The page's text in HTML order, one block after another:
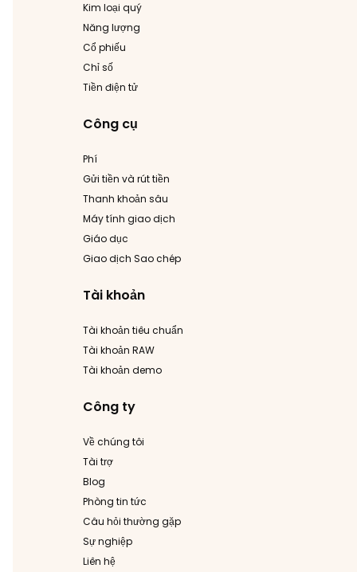
Kim loại quý
Năng lượng
Cổ phiếu
Chỉ số
Tiền điện tử
Công cụ
Phí
Gửi tiền và rút tiền
Thanh khoản sâu
Máy tính giao dịch
Giáo dục
Giao dịch Sao chép
Tài khoản
Tài khoản tiêu chuẩn
Tài khoản RAW
Tài khoản demo
Công ty
Về chúng tôi
Tài trợ
Blog
Phòng tin tức
Câu hỏi thường gặp
Sự nghiệp
Liên hệ